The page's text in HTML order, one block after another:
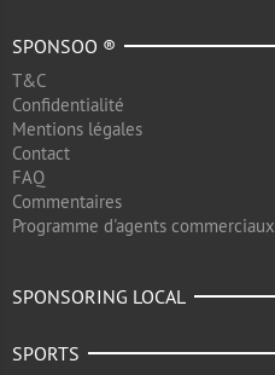
SPONSOO ®
T&C
Confidentialité
Mentions légales
Contact
FAQ
Commentaires
Programme d'agents commerciaux
SPONSORING LOCAL
SPORTS